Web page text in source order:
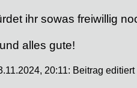
ihr sowas freiwillig
alles gute!
20:11: Beitrag